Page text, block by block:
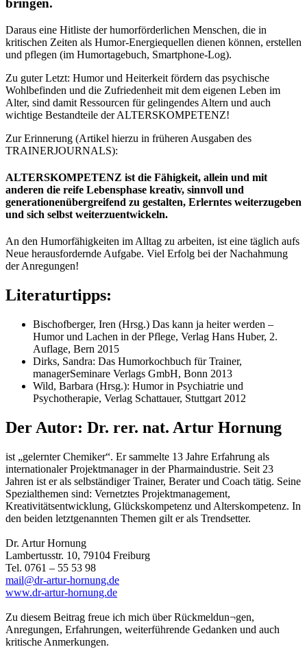
bringen.
Daraus eine Hitliste der humorförderlichen Menschen, die in
kritischen Zeiten als Humor-Energiequellen dienen können, erstellen
und pflegen (im Humortagebuch, Smartphone-Log).
Zu guter Letzt: Humor und Heiterkeit fördern das psychische
Wohlbefinden und die Zufriedenheit mit dem eigenen Leben im
Alter, sind damit Ressourcen für gelingendes Altern und auch
wichtige Bestandteile der ALTERSKOMPETENZ!
Zur Erinnerung (Artikel hierzu in früheren Ausgaben des
TRAINERJOURNALS):
ALTERSKOMPETENZ ist die Fähigkeit, allein und mit
anderen die reife Lebensphase kreativ, sinnvoll und
generationenübergreifend zu gestalten, Erlerntes weiterzugeben
und sich selbst weiterzuentwickeln.
An den Humorfähigkeiten im Alltag zu arbeiten, ist eine täglich aufs
Neue herausfordernde Aufgabe. Viel Erfolg bei der Nachahmung
der Anregungen!
Literaturtipps:
Bischofberger, Iren (Hrsg.) Das kann ja heiter werden –
Humor und Lachen in der Pflege, Verlag Hans Huber, 2.
Auflage, Bern 2015
Dirks, Sandra: Das Humorkochbuch für Trainer,
managerSeminare Verlags GmbH, Bonn 2013
Wild, Barbara (Hrsg.): Humor in Psychiatrie und
Psychotherapie, Verlag Schattauer, Stuttgart 2012
Der Autor: Dr. rer. nat. Artur Hornung
ist „gelernter Chemiker“. Er sammelte 13 Jahre Erfahrung als
internationaler Projektmanager in der Pharmaindustrie. Seit 23
Jahren ist er als selbständiger Trainer, Berater und Coach tätig. Seine
Spezialthemen sind: Vernetztes Projektmanagement,
Kreativitätsentwicklung, Glückskompetenz und Alterskompetenz. In
den beiden letztgenannten Themen gilt er als Trendsetter.
Dr. Artur Hornung
Lambertusstr. 10, 79104 Freiburg
Tel. 0761 – 55 53 98
mail@dr-artur-hornung.de
www.dr-artur-hornung.de
Zu diesem Beitrag freue ich mich über Rückmeldun¬gen,
Anregungen, Erfahrungen, weiterführende Gedanken und auch
kritische Anmerkungen.